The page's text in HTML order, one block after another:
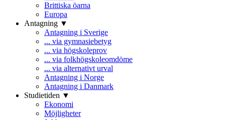
Brittiska öarna
Europa
Antagning ▼
Antagning i Sverige
... via gymnasiebetyg
... via högskoleprov
... via folkhögskoleomdöme
... via alternativt urval
Antagning i Norge
Antagning i Danmark
Studietiden ▼
Ekonomi
Möjligheter